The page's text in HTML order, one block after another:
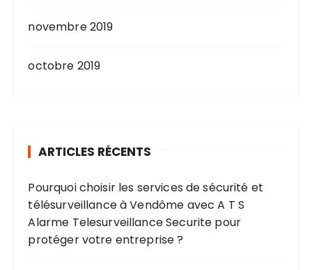
novembre 2019
octobre 2019
ARTICLES RÉCENTS
Pourquoi choisir les services de sécurité et
télésurveillance à Vendôme avec A T S
Alarme Telesurveillance Securite pour
protéger votre entreprise ?